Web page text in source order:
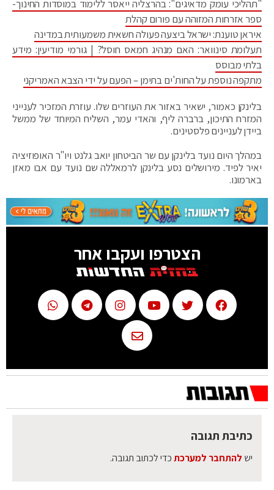
"תהליכי עומק מדאיגים": בהרצליה ייאסר ללימוד במוסדות החינוך-
ספר אזרחות המזוהה עם פורום קהלת
איראן טוענת: ישראל ביצעה פעולה חשאית משמעותית במדינה
תעלומת סינוואר: האם מנהיג חמאס חוסל? | גורמי מודיעין: מידע
בלתי מבוסס
מתקפה נוספת על החות'ים בתימן – הפעם על ידי הצבא האמריקני
בלינקן כאמור, ישאיר באזור את העוזרים שלו. עוזרת המזכיר לענייני
המזרח התיכון, ברברה ליף, והאדי עמר, השליח המיוחד של ממשל
ביידן לעניינים פלסטינים.
במהלך היום נועד בלינקן עם שר הביטחון יואב גלנט ויו"ר האופוזיציה
יאיר לפיד. מירושלים נסע בלינקן לרמאללה שם נועד עם אבו מאזן
בארמונו.
הצטרפו ועקבו אחר
כתיבת תגובה
יש להתחבר למערכתכדי לכתוב תגובה.